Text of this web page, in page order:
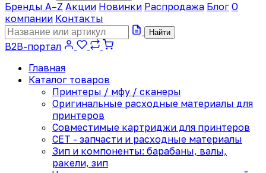
Бренды A–Z Акции Новинки Распродажа Блог О
компании Контакты
Найти
B2B-портал
Главная
Каталог товаров
Принтеры / мфу / сканеры
Оригинальные расходные материалы для
принтеров
Совместимые картриджи для принтеров
CET - запчасти и расходные материалы
Зип и компоненты: барабаны, валы,
ракели, зип